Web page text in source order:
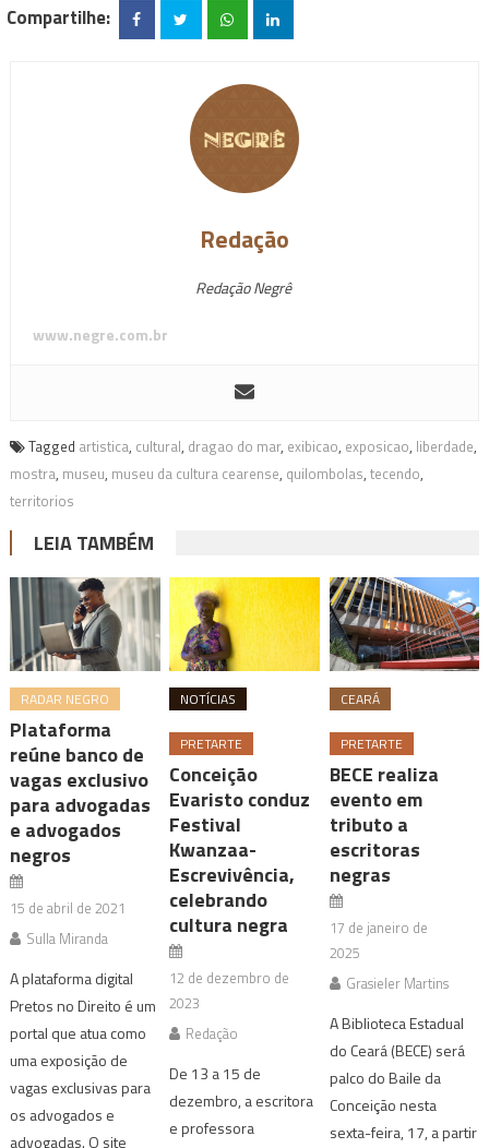
Compartilhe:
Redação
Redação Negrê
www.negre.com.br
Tagged artistica, cultural, dragao do mar, exibicao, exposicao, liberdade,
mostra, museu, museu da cultura cearense, quilombolas, tecendo,
territorios
LEIA TAMBÉM
RADAR NEGRO
Plataforma
reúne banco de
vagas exclusivo
para advogadas
e advogados
negros
15 de abril de 2021
Sulla Miranda
A plataforma digital
Pretos no Direito é um
portal que atua como
uma exposição de
vagas exclusivas para
os advogados e
advogadas. O site
NOTÍCIAS
PRETARTE
Conceição
Evaristo conduz
Festival
Kwanzaa-
Escrevivência,
celebrando
cultura negra
12 de dezembro de
2023
Redação
De 13 a 15 de
dezembro, a escritora
e professora
CEARÁ
PRETARTE
BECE realiza
evento em
tributo a
escritoras
negras
17 de janeiro de
2025
Grasieler Martins
A Biblioteca Estadual
do Ceará (BECE) será
palco do Baile da
Conceição nesta
sexta-feira, 17, a partir